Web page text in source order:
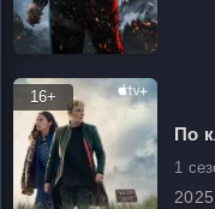
16+
По
1